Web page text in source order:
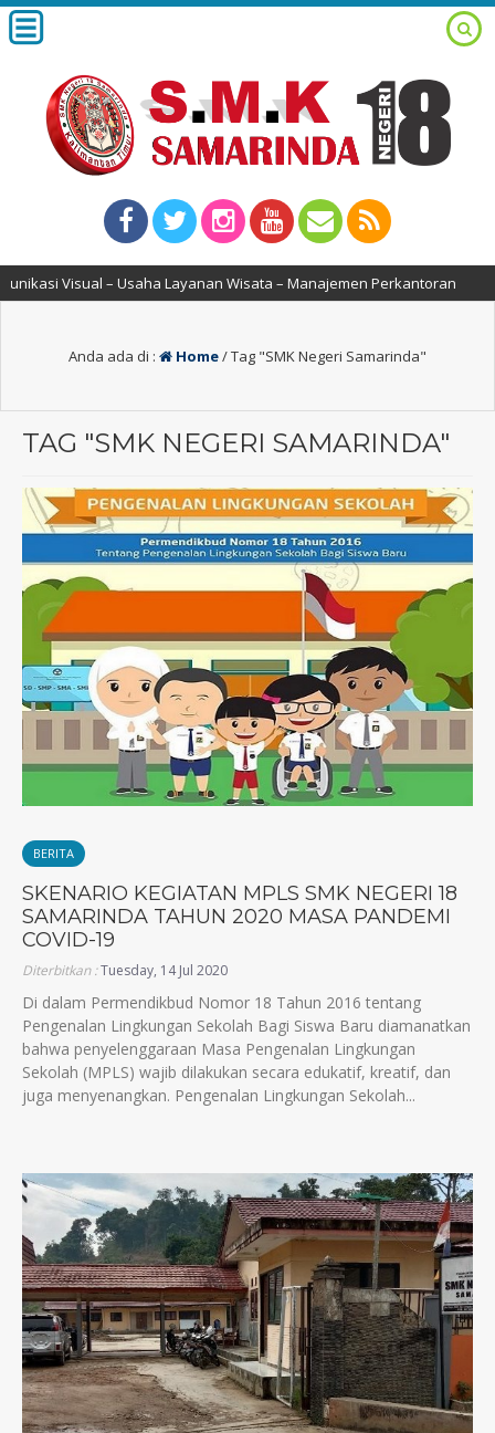
– Usaha Layanan Wisata – Manajemen Perkantoran
Anda ada di : Home/Tag "SMK Negeri Samarinda"
TAG "SMK NEGERI SAMARINDA"
BERITA
SKENARIO KEGIATAN MPLS SMK NEGERI 18
SAMARINDA TAHUN 2020 MASA PANDEMI
COVID-19
Diterbitkan :Tuesday, 14 Jul 2020
Di dalam Permendikbud Nomor 18 Tahun 2016 tentang
Pengenalan Lingkungan Sekolah Bagi Siswa Baru diamanatkan
bahwa penyelenggaraan Masa Pengenalan Lingkungan
Sekolah (MPLS) wajib dilakukan secara edukatif, kreatif, dan
juga menyenangkan. Pengenalan Lingkungan Sekolah...